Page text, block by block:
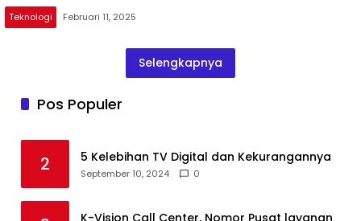
Teknologi Februari 11, 2025
Selengkapnya
Pos Populer
2 5 Kelebihan TV Digital dan Kekurangannya
September 10, 2024 0
K-Vision Call Center, Nomor Pusat layanan